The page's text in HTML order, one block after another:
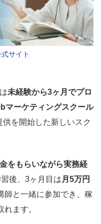
サイト
未経験から3ヶ月でプロ
マーケティングスクール
を開始した新しいスク
をもらいながら実務経
後、3ヶ月目は 月5万円
師と一緒に参加でき、稼
ます。